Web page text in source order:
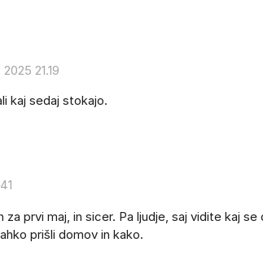
21.19
kaj sedaj stokajo.
za prvi maj, in sicer. Pa ljudje, saj vidite kaj
prišli domov in kako.